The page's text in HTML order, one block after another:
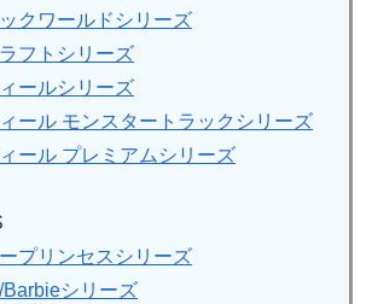
クワールドシリーズ
フトシリーズ
ールシリーズ
ール モンスタートラックシリーズ
ール プレミアムシリーズ
プリンセスシリーズ
シリーズ